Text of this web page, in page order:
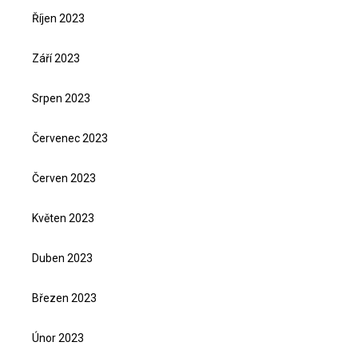
Říjen 2023
Září 2023
Srpen 2023
Červenec 2023
Červen 2023
Květen 2023
Duben 2023
Březen 2023
Únor 2023